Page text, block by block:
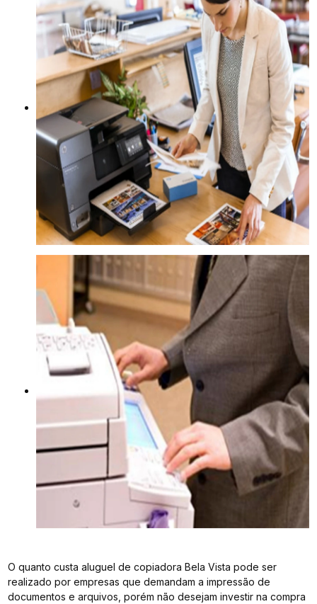
O quanto custa aluguel de copiadora Bela Vista pode ser
realizado por empresas que demandam a impressão de
documentos e arquivos, porém não desejam investir na compra